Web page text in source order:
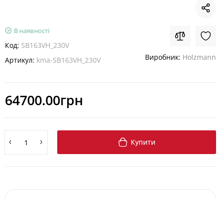
В наявності
Код: SB163VH_230V
Артикул: kma-SB163VH_230V Виробник: Holzmann
64700.00грн
Купити